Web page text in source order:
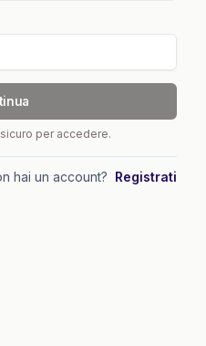
per accedere.
hai un account? Registrati